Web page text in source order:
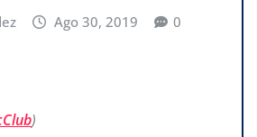
Ago 30, 2019 0
)